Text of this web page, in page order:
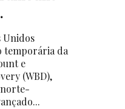
Unidos
temporária da
e
(WBD),
norte-